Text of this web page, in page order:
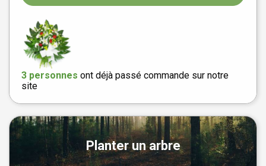
3 personnes ont déjà passé commande sur notre
site
Planter un arbre